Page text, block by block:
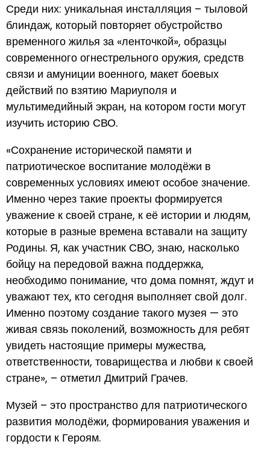
Среди них: уникальная инсталляция – тыловой
блиндаж, который повторяет обустройство
временного жилья за «ленточкой», образцы
современного огнестрельного оружия, средств
связи и амуниции военного, макет боевых
действий по взятию Мариуполя и
мультимедийный экран, на котором гости могут
изучить историю СВО.
«Сохранение исторической памяти и
патриотическое воспитание молодёжи в
современных условиях имеют особое значение.
Именно через такие проекты формируется
уважение к своей стране, к её истории и людям,
которые в разные времена вставали на защиту
Родины. Я, как участник СВО, знаю, насколько
бойцу на передовой важна поддержка,
необходимо понимание, что дома помнят, ждут и
уважают тех, кто сегодня выполняет свой долг.
Именно поэтому создание такого музея — это
живая связь поколений, возможность для ребят
увидеть настоящие примеры мужества,
ответственности, товарищества и любви к своей
стране», – отметил Дмитрий Грачев.
Музей – это пространство для патриотического
развития молодёжи, формирования уважения и
гордости к Героям.